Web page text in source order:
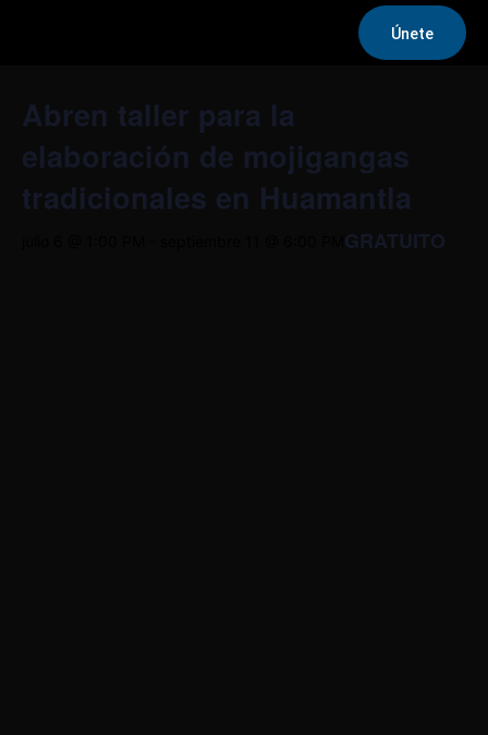
Únete
Abren taller para la
elaboración de mojigangas
tradicionales en Huamantla
GRATUITO